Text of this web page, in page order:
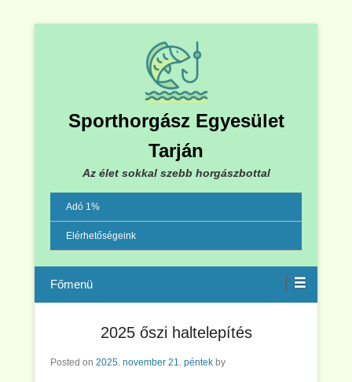
Sporthorgász Egyesület
Tarján
Az élet sokkal szebb horgászbottal
Adó 1%
Elérhetőségeink
Menu
2025 őszi haltelepítés
Posted on 2025. november 21. péntek by